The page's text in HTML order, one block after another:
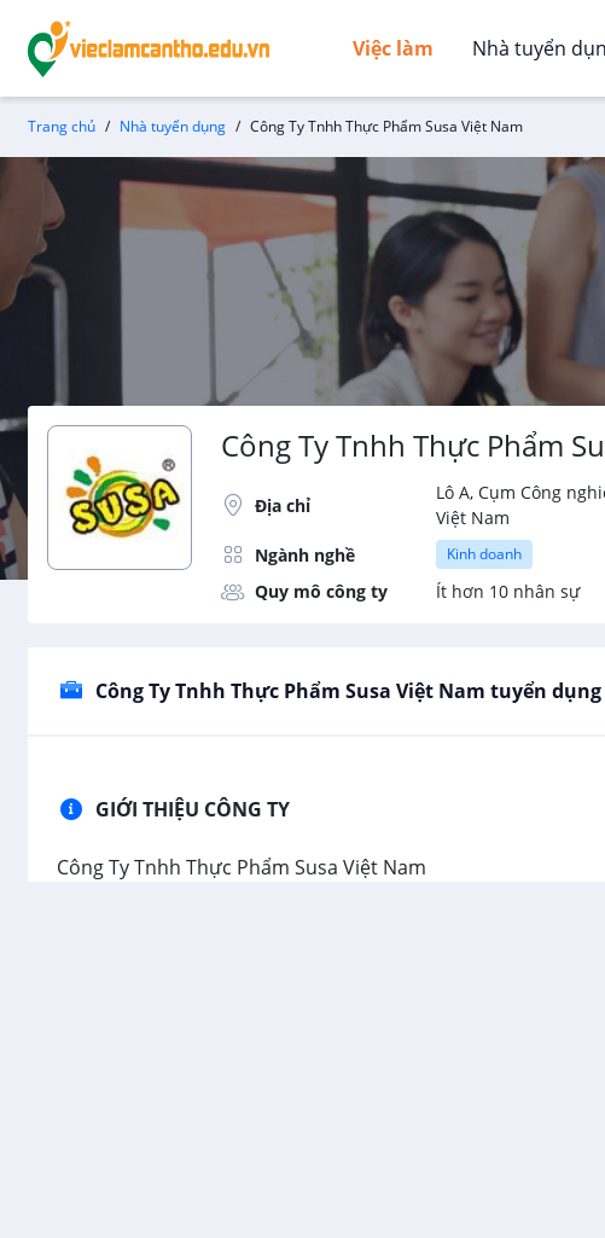
Việc làm Nhà tuyển
Trang chủ Nhà tuyển dụng Công Ty Tnhh Thực Phẩm Susa Việt Nam
Công Ty Tnhh Thực Phẩm
Địa chỉ
Lô A, Cụm Công
Việt Nam
Ngành nghề
Kinh doanh
Quy mô công ty Ít hơn 10 nhân sự
Công Ty Tnhh Thực Phẩm Susa Việt Nam tuyển dụng
GIỚI THIỆU CÔNG TY
Công Ty Tnhh Thực Phẩm Susa Việt Nam